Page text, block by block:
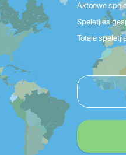
Aktoewe
Speletjies
Totale